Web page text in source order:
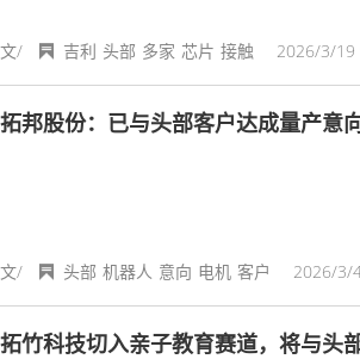
文/ 2026/3/19
吉利 头部 多家 芯片 接触
拓邦股份：已与头部客户达成量产意
文/ 2026/3/
头部 机器人 意向 电机 客户
拓竹科技切入亲子教育赛道，将与头